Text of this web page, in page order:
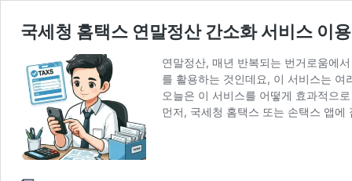
국세청 홈택스 연말정산 간소화 서비스 이
연말정산, 매년 반복되는 번거로움에
를 활용하는 것인데요, 이 서비스는
오늘은 이 서비스를 어떻게 효과적으
먼저, 국세청 홈택스 또는 손택스 앱